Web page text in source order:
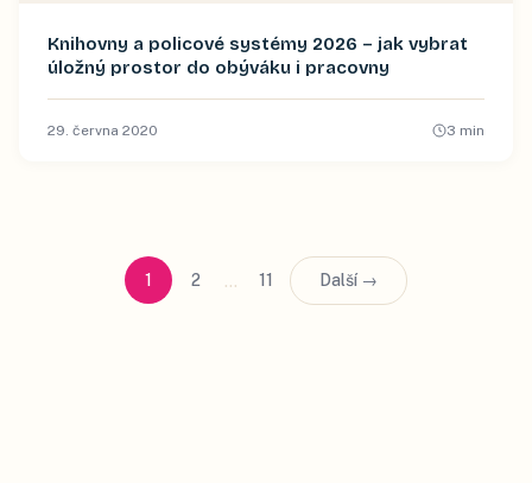
Knihovny a policové systémy 2026 – jak vybrat
úložný prostor do obýváku i pracovny
29. června 2020 3 min
1 2 … 11 Další →